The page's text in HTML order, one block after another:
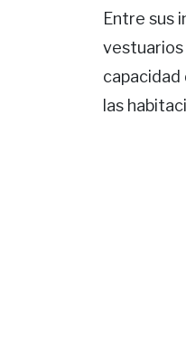
Entre sus
vestuarios
las